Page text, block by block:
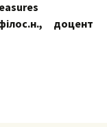
доцент